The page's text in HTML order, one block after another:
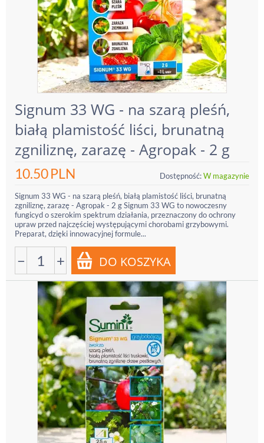
Signum 33 WG - na szarą pleśń,
białą plamistość liści, brunatną
zgniliznę, zarazę - Agropak - 2 g
10.50PLN Dostępność:W magazynie
Signum 33 WG - na szarą pleśń, białą plamistość liści, brunatną
zgniliznę, zarazę - Agropak - 2 g Signum 33 WG to nowoczesny
fungicyd o szerokim spektrum działania, przeznaczony do ochrony
upraw przed najczęściej występującymi chorobami grzybowymi.
Preparat, dzięki innowacyjnej formule...
− +